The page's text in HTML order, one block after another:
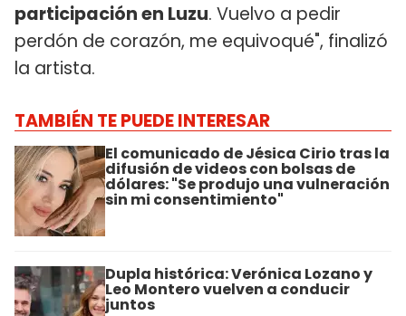
participación en Luzu. Vuelvo a pedir
perdón de corazón, me equivoqué", finalizó
la artista.
TAMBIÉN TE PUEDE INTERESAR
El comunicado de Jésica Cirio tras la
difusión de videos con bolsas de
dólares: "Se produjo una vulneración
sin mi consentimiento"
Dupla histórica: Verónica Lozano y
Leo Montero vuelven a conducir
juntos